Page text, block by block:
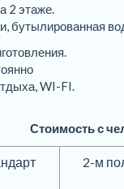
2 этаже.
бутылированная
WI-FI.
Стоимость с
2-м